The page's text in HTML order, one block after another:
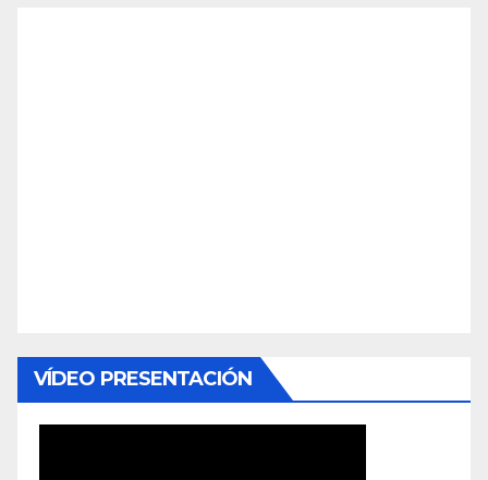
VÍDEO PRESENTACIÓN